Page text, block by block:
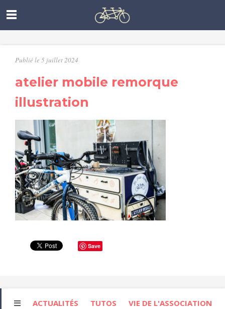
Publié le 5 juillet 2024
atelier mobile remorque
illustration
Save
ACTUALITÉS TUTOS VIE DE L'ASSOCIATION